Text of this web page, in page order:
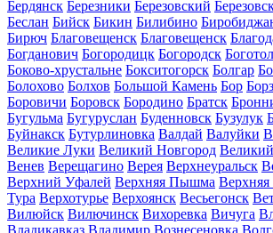
Бердянск Березники Березовский
Беслан Бийск Бикин Билибино
Бирюч Благовещенск Благовещенск
Богданович Богородицк Богородск Боготол
Боково-хрустальне Бокситогорск Болгар
Болохово Болхов Большой Камень Бор
Боровичи Боровск Бородино Братск
Бугульма Бугуруслан Буденновск Бузулук
Буйнакск Бутурлиновка Валдай Валуйки
Великие Луки Великий Новгород
Венев Верещагино Верея Верхнеуральск
Верхний Уфалей Верхняя Пышма Верхняя
Тура Верхотурье Верхоянск Весьегонск
Вилюйск Вилючинск Вихоревка Вичуга
Владикавказ Владимир Вознесеновка